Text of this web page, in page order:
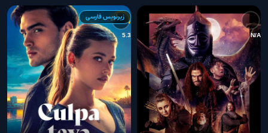
N/A
5.3
زیرنویس فارسی